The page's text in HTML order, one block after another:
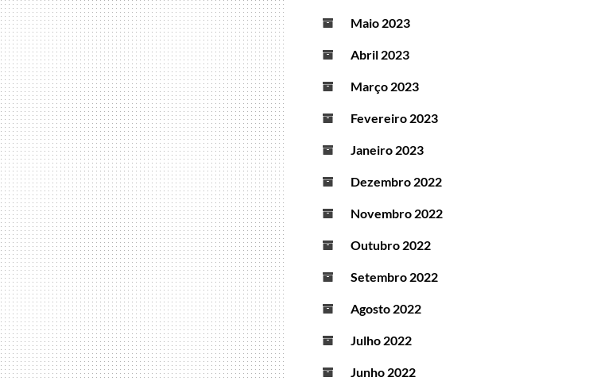
Maio 2023
Abril 2023
Março 2023
Fevereiro 2023
Janeiro 2023
Dezembro 2022
Novembro 2022
Outubro 2022
Setembro 2022
Agosto 2022
Julho 2022
Junho 2022